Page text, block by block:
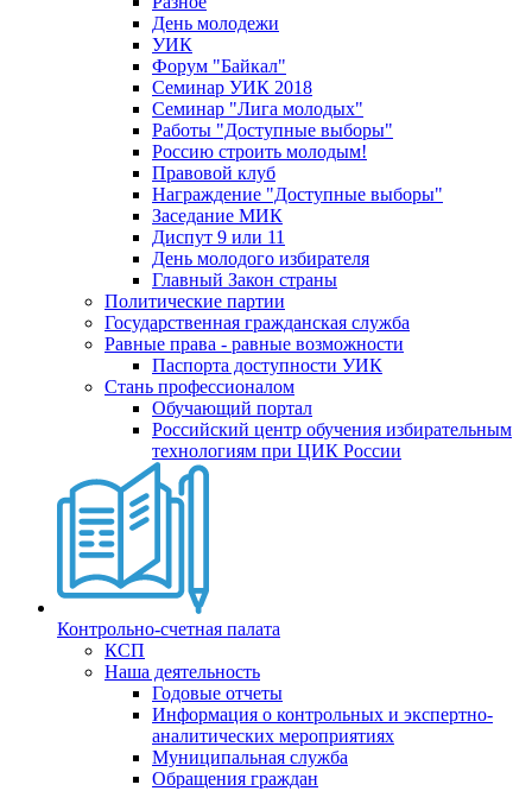
День молодежи
УИК
Форум "Байкал"
Семинар УИК 2018
Семинар "Лига молодых"
Работы "Доступные выборы"
Россию строить молодым!
Правовой клуб
Награждение "Доступные выборы"
Заседание МИК
Диспут 9 или 11
День молодого избирателя
Главный Закон страны
Политические партии
Государственная гражданская служба
Равные права - равные возможности
Паспорта доступности УИК
Стань профессионалом
Обучающий портал
Российский центр обучения избирательным
технологиям при ЦИК России
Контрольно-счетная палата
КСП
Наша деятельность
Годовые отчеты
Информация о контрольных и экспертно-
аналитических мероприятиях
Муниципальная служба
Обращения граждан